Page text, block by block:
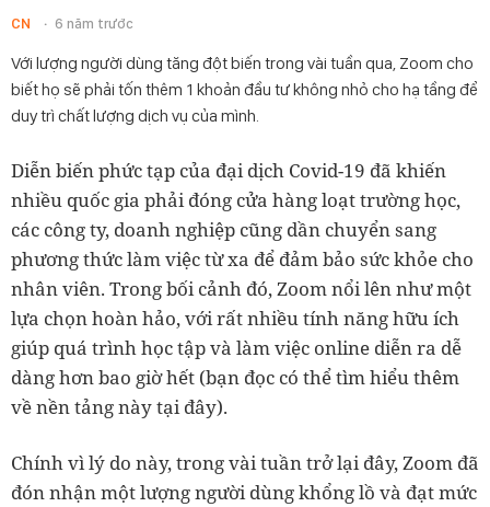
CN 6 năm trước
Với lượng người dùng tăng đột biến trong vài tuần qua, Zoom cho
biết họ sẽ phải tốn thêm 1 khoản đầu tư không nhỏ cho hạ tầng để
duy trì chất lượng dịch vụ của mình.
Diễn biến phức tạp của đại dịch Covid-19 đã khiến
nhiều quốc gia phải đóng cửa hàng loạt trường học,
các công ty, doanh nghiệp cũng dần chuyển sang
phương thức làm việc từ xa để đảm bảo sức khỏe cho
nhân viên. Trong bối cảnh đó, Zoom nổi lên như một
lựa chọn hoàn hảo, với rất nhiều tính năng hữu ích
giúp quá trình học tập và làm việc online diễn ra dễ
dàng hơn bao giờ hết (bạn đọc có thể tìm hiểu thêm
về nền tảng này tại đây).
Chính vì lý do này, trong vài tuần trở lại đây, Zoom đã
đón nhận một lượng người dùng khổng lồ và đạt mức